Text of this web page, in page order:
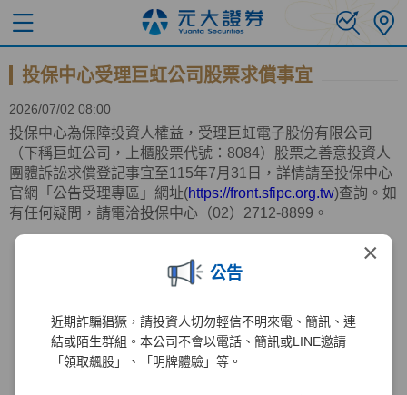
×
公告
近期詐騙猖獗，請投資人切勿輕信不明來電、簡訊、連
結或陌生群組。本公司不會以電話、簡訊或LINE邀請
「領取飆股」、「明牌體驗」等。
投保中心受理巨虹公司股票求償事宜
2026/07/02 08:00
投保中心為保障投資人權益，受理巨虹電子股份有限公司
（下稱巨虹公司，上櫃股票代號： 8084）股票之善意投資人
團體訴訟求償登記事宜至115年7月 31 日，詳情請至投保中心
官網「公告受理專區」網址(https://front.sfipc.org.tw)查詢。如
有任何疑問，請電洽投保中心（02） 2712-8899 。